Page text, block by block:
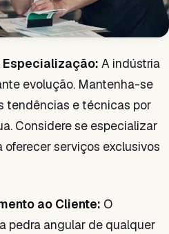
Especialização: A indústria
evolução. Mantenha-se
tendências e técnicas por
Considere se especializar
oferecer serviços exclusivos
ao Cliente: O
pedra angular de qualquer